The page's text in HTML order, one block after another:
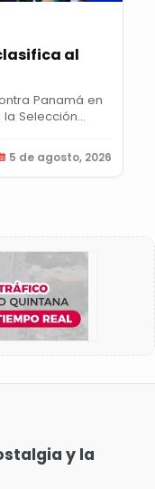
al
Panamá en
Selección...
5 de agosto, 2026
y la